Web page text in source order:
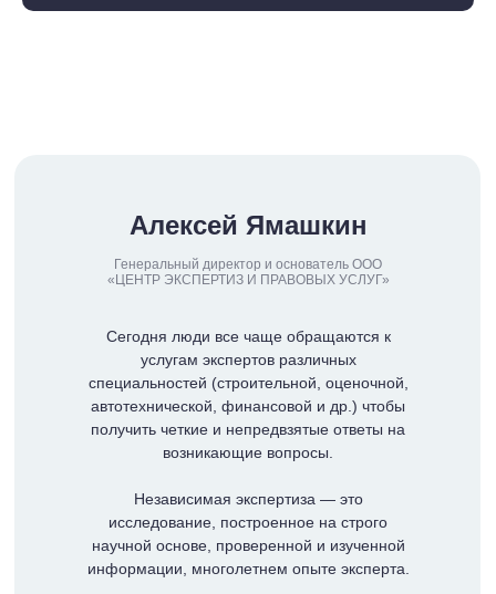
Алексей Ямашкин
Генеральный директор и основатель ООО
«ЦЕНТР ЭКСПЕРТИЗ И ПРАВОВЫХ УСЛУГ»
Сегодня люди все чаще обращаются к
услугам экспертов различных
специальностей (строительной, оценочной,
автотехнической, финансовой и др.) чтобы
получить четкие и непредвзятые ответы на
возникающие вопросы.
Независимая экспертиза — это
исследование, построенное на строго
научной основе, проверенной и изученной
информации, многолетнем опыте эксперта.